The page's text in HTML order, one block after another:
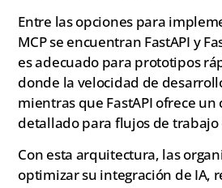
Entre las opciones para
MCP se encuentran FastAPI y
es adecuado para prototipos
donde la velocidad de
mientras que FastAPI ofrece un
detallado para flujos de trabajo
Con esta arquitectura, las
optimizar su integración de IA,